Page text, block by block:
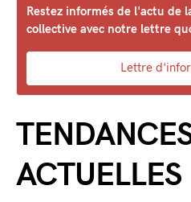
Restez informés de l'actu de
collective avec notre lettre
Lettre
ACTUELLES